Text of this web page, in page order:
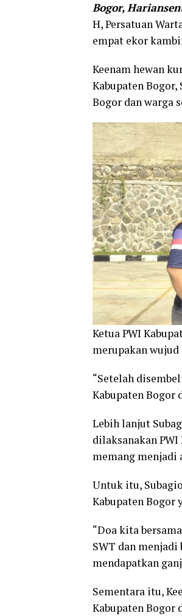
Bogor,
H, Persatuan
empat ekor
Keenam hewan
Kabupaten
Bogor dan warga
Ketua PWI
merupakan wujud
“Setelah
Kabupaten Bogor
Lebih lanjut
dilaksanakan PWI
memang menjadi
Untuk itu,
Kabupaten Bogor
“Doa kita
SWT dan menjadi
mendapatkan
Sementara itu,
Kabupaten Bogor